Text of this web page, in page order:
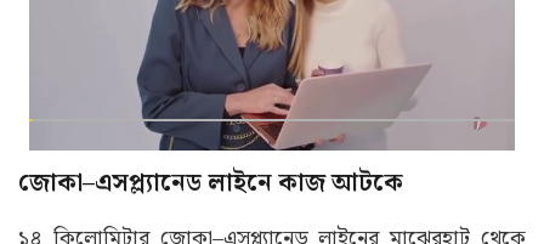
জোকা–এসপ্ল্যানেড লাইনে কাজ আটকে